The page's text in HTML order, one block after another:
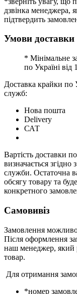
дзвінка менеджера,
підтвердить
Умови доставки
* Мінімальне
по Україні від
Доставка крайки по
служб:
Нова пошта
Delivery
САТ
Вартість доставки
визначається
служби. Остаточна
обсягу товару та
конкретного
Самовивіз
Замовлення
Після оформлення
наш менеджер, який
товар.
Для отримання
*номер